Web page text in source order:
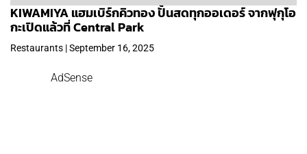
KIWAMIYA แฮมเบิร์กคิวทอง ปั้นสดทุกออเดอร์ จากฟุกุโอ
กะเปิดแล้วที่ Central Park
Restaurants | September 16, 2025
AdSense